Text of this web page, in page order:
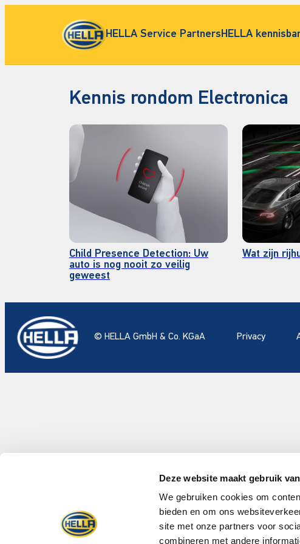
Deze website maakt gebruik
We gebruiken cookies om
bieden en om ons
site met onze partners voor
combineren met andere
HELLA Service PartnersHELLA
Kennis rondom Electronica
Child Presence Detection: Uw
auto is nog nooit zo veilig
geweest
Wat zijn
© HELLA GmbH & Co. KGaA Privacy